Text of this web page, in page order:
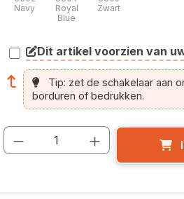
Navy
Royal
Blue
Zwart
Dit artikel voorzien van
article.printing.helptext
Tip: zet de schakelaar aan
borduren of bedrukken.
Producthoeveelheid: